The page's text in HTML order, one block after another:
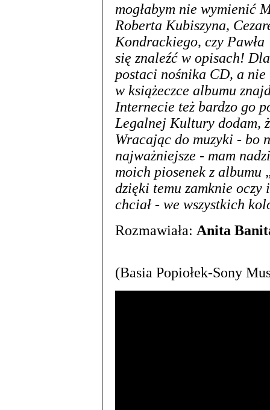
mogłabym nie wymienić
Roberta Kubiszyna,
Kondrackiego, czy
się znaleźć w opisach!
postaci nośnika CD, a
w książeczce albumu
Internecie też bardzo go
Legalnej Kultury dodam,
Wracając do muzyki - bo
najważniejsze - mam
moich piosenek z albumu
dzięki temu zamknie
chciał - we wszystkich
Rozmawiała: Anita
(Basia Popiołek-Sony